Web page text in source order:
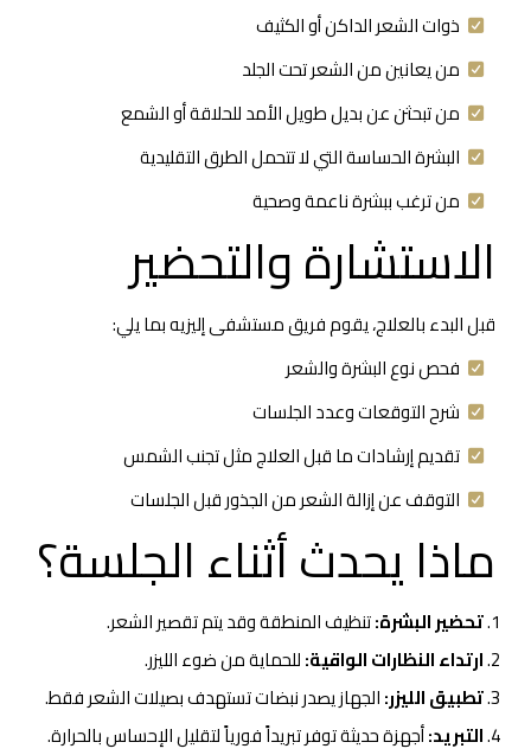
ذوات الشعر الداكن أو الكثيف
من يعانين من الشعر تحت الجلد
من تبحثن عن بديل طويل الأمد للحلاقة أو الشمع
البشرة الحساسة التي لا تتحمل الطرق التقليدية
من ترغب ببشرة ناعمة وصحية
الاستشارة والتحضير
قبل البدء بالعلاج، يقوم فريق مستشفى إليزيه بما يلي:
فحص نوع البشرة والشعر
شرح التوقعات وعدد الجلسات
تقديم إرشادات ما قبل العلاج مثل تجنب الشمس
التوقف عن إزالة الشعر من الجذور قبل الجلسات
ماذا يحدث أثناء الجلسة؟
تحضير البشرة:تنظيف المنطقة وقد يتم تقصير الشعر.
ارتداء النظارات الواقية:للحماية من ضوء الليزر.
تطبيق الليزر:الجهاز يصدر نبضات تستهدف بصيلات الشعر فقط.
التبريد:أجهزة حديثة توفر تبريداً فورياً لتقليل الإحساس بالحرارة.